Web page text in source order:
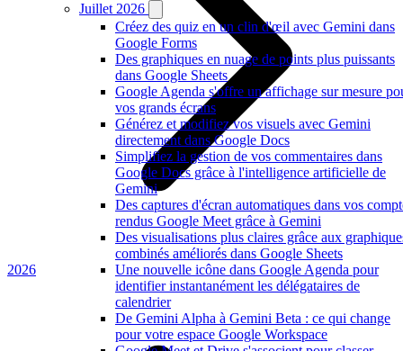
Juillet 2026
Créez des quiz en un clin d'œil avec Gemini dans
Google Forms
Des graphiques en nuage de points plus puissants
dans Google Sheets
Google Agenda s'offre un affichage sur mesure
vos grands écrans
Générez et modifiez vos visuels avec Gemini
directement dans Google Docs
Simplifiez la gestion de vos commentaires dans
Google Docs grâce à l'intelligence artificielle de
Gemini
Des captures d'écran automatiques dans vos
rendus Google Meet grâce à Gemini
Des visualisations plus claires grâce aux
combinés améliorés dans Google Sheets
Une nouvelle icône dans Google Agenda pour
identifier instantanément les délégataires de
calendrier
De Gemini Alpha à Gemini Beta : ce qui change
pour votre espace Google Workspace
2026